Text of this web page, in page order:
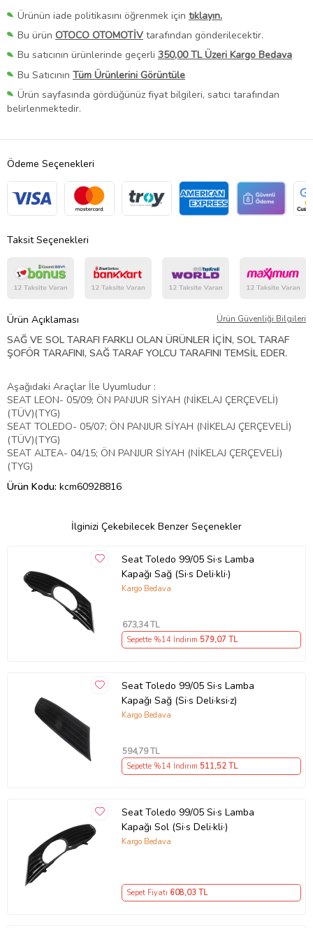
Ürünün iade politikasını öğrenmek için tıklayın.
Bu ürün OTOCO OTOMOTİV tarafından gönderilecektir.
Bu satıcının ürünlerinde geçerli 350,00 TL Üzeri Kargo Bedava
Bu Satıcının Tüm Ürünlerini Görüntüle
Ürün sayfasında gördüğünüz fiyat bilgileri, satıcı tarafından
belirlenmektedir.
Ödeme Seçenekleri
Taksit Seçenekleri
Ürün Açıklaması Ürün Güvenliği Bilgileri
SAĞ VE SOL TARAFI FARKLI OLAN ÜRÜNLER İÇİN, SOL TARAF
ŞOFÖR TARAFINI, SAĞ TARAF YOLCU TARAFINI TEMSİL EDER.
Aşağıdaki Araçlar İle Uyumludur :
SEAT LEON- 05/09; ÖN PANJUR SİYAH (NİKELAJ ÇERÇEVELİ)
(TÜV)(TYG)
SEAT TOLEDO- 05/07; ÖN PANJUR SİYAH (NİKELAJ ÇERÇEVELİ)
(TÜV)(TYG)
SEAT ALTEA- 04/15; ÖN PANJUR SİYAH (NİKELAJ ÇERÇEVELİ)
(TYG)
Ürün Kodu: kcm60928816
İlginizi Çekebilecek Benzer Seçenekler
Seat Toledo 99/05 Si·s Lamba
Kapağı Sağ (Si·s Deli·kli·)
Kargo Bedava
673,34 TL
Sepette %14 İndirim 579,07 TL
Seat Toledo 99/05 Si·s Lamba
Kapağı Sağ (Si·s Deli·ksi·z)
Kargo Bedava
594,79 TL
Sepette %14 İndirim 511,52 TL
Seat Toledo 99/05 Si·s Lamba
Kapağı Sol (Si·s Deli·kli·)
Kargo Bedava
Sepet Fiyatı 608,03 TL